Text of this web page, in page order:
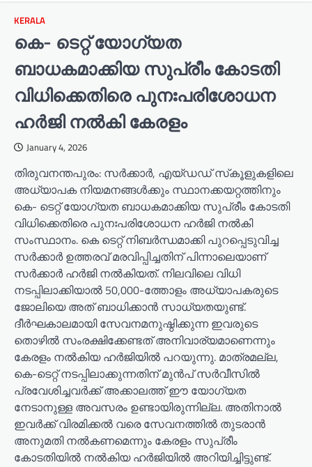
KERALA
കെ- ടെറ്റ് യോഗ്യത
ബാധകമാക്കിയ സുപ്രീം കോടതി
വിധിക്കെതിരെ പുനഃപരിശോധന
ഹര്‍ജി നല്‍കി കേരളം
January 4, 2026
തിരുവനന്തപുരം: സര്‍ക്കാര്‍, എയ്ഡഡ് സ്‌കൂളുകളിലെ
അധ്യാപക നിയമനങ്ങള്‍ക്കും സ്ഥാനക്കയറ്റത്തിനും
കെ- ടെറ്റ് യോഗ്യത ബാധകമാക്കിയ സുപ്രീം കോടതി
വിധിക്കെതിരെ പുനഃപരിശോധന ഹര്‍ജി നല്‍കി
സംസ്ഥാനം. കെ ടെറ്റ് നിബര്‍ന്ധമാക്കി പുറപ്പെടുവിച്ച
സര്‍ക്കാര്‍ ഉത്തരവ് മരവിപ്പിച്ചതിന് പിന്നാലെയാണ്
സര്‍ക്കാര്‍ ഹര്‍ജി നല്‍കിയത്. നിലവിലെ വിധി
നടപ്പിലാക്കിയാൽ 50,000-ത്തോളം അധ്യാപകരുടെ
ജോലിയെ അത് ബാധിക്കാൻ സാധ്യതയുണ്ട്.
ദീർഘകാലമായി സേവനമനുഷ്ഠിക്കുന്ന ഇവരുടെ
തൊഴിൽ സംരക്ഷിക്കേണ്ടത് അനിവാര്യമാണെന്നും
കേരളം നൽകിയ ഹർജിയിൽ പറയുന്നു. മാത്രമല്ല,
കെ-ടെറ്റ് നടപ്പിലാക്കുന്നതിന് മുൻപ് സർവീസിൽ
പ്രവേശിച്ചവർക്ക് അക്കാലത്ത് ഈ യോഗ്യത
നേടാനുള്ള അവസരം ഉണ്ടായിരുന്നില്ല. അതിനാൽ
ഇവർക്ക് വിരമിക്കൽ വരെ സേവനത്തിൽ തുടരാൻ
അനുമതി നൽകണമെന്നും കേരളം സുപ്രീം
കോടതിയിൽ നൽകിയ ഹർജിയിൽ അറിയിച്ചിട്ടുണ്ട്.